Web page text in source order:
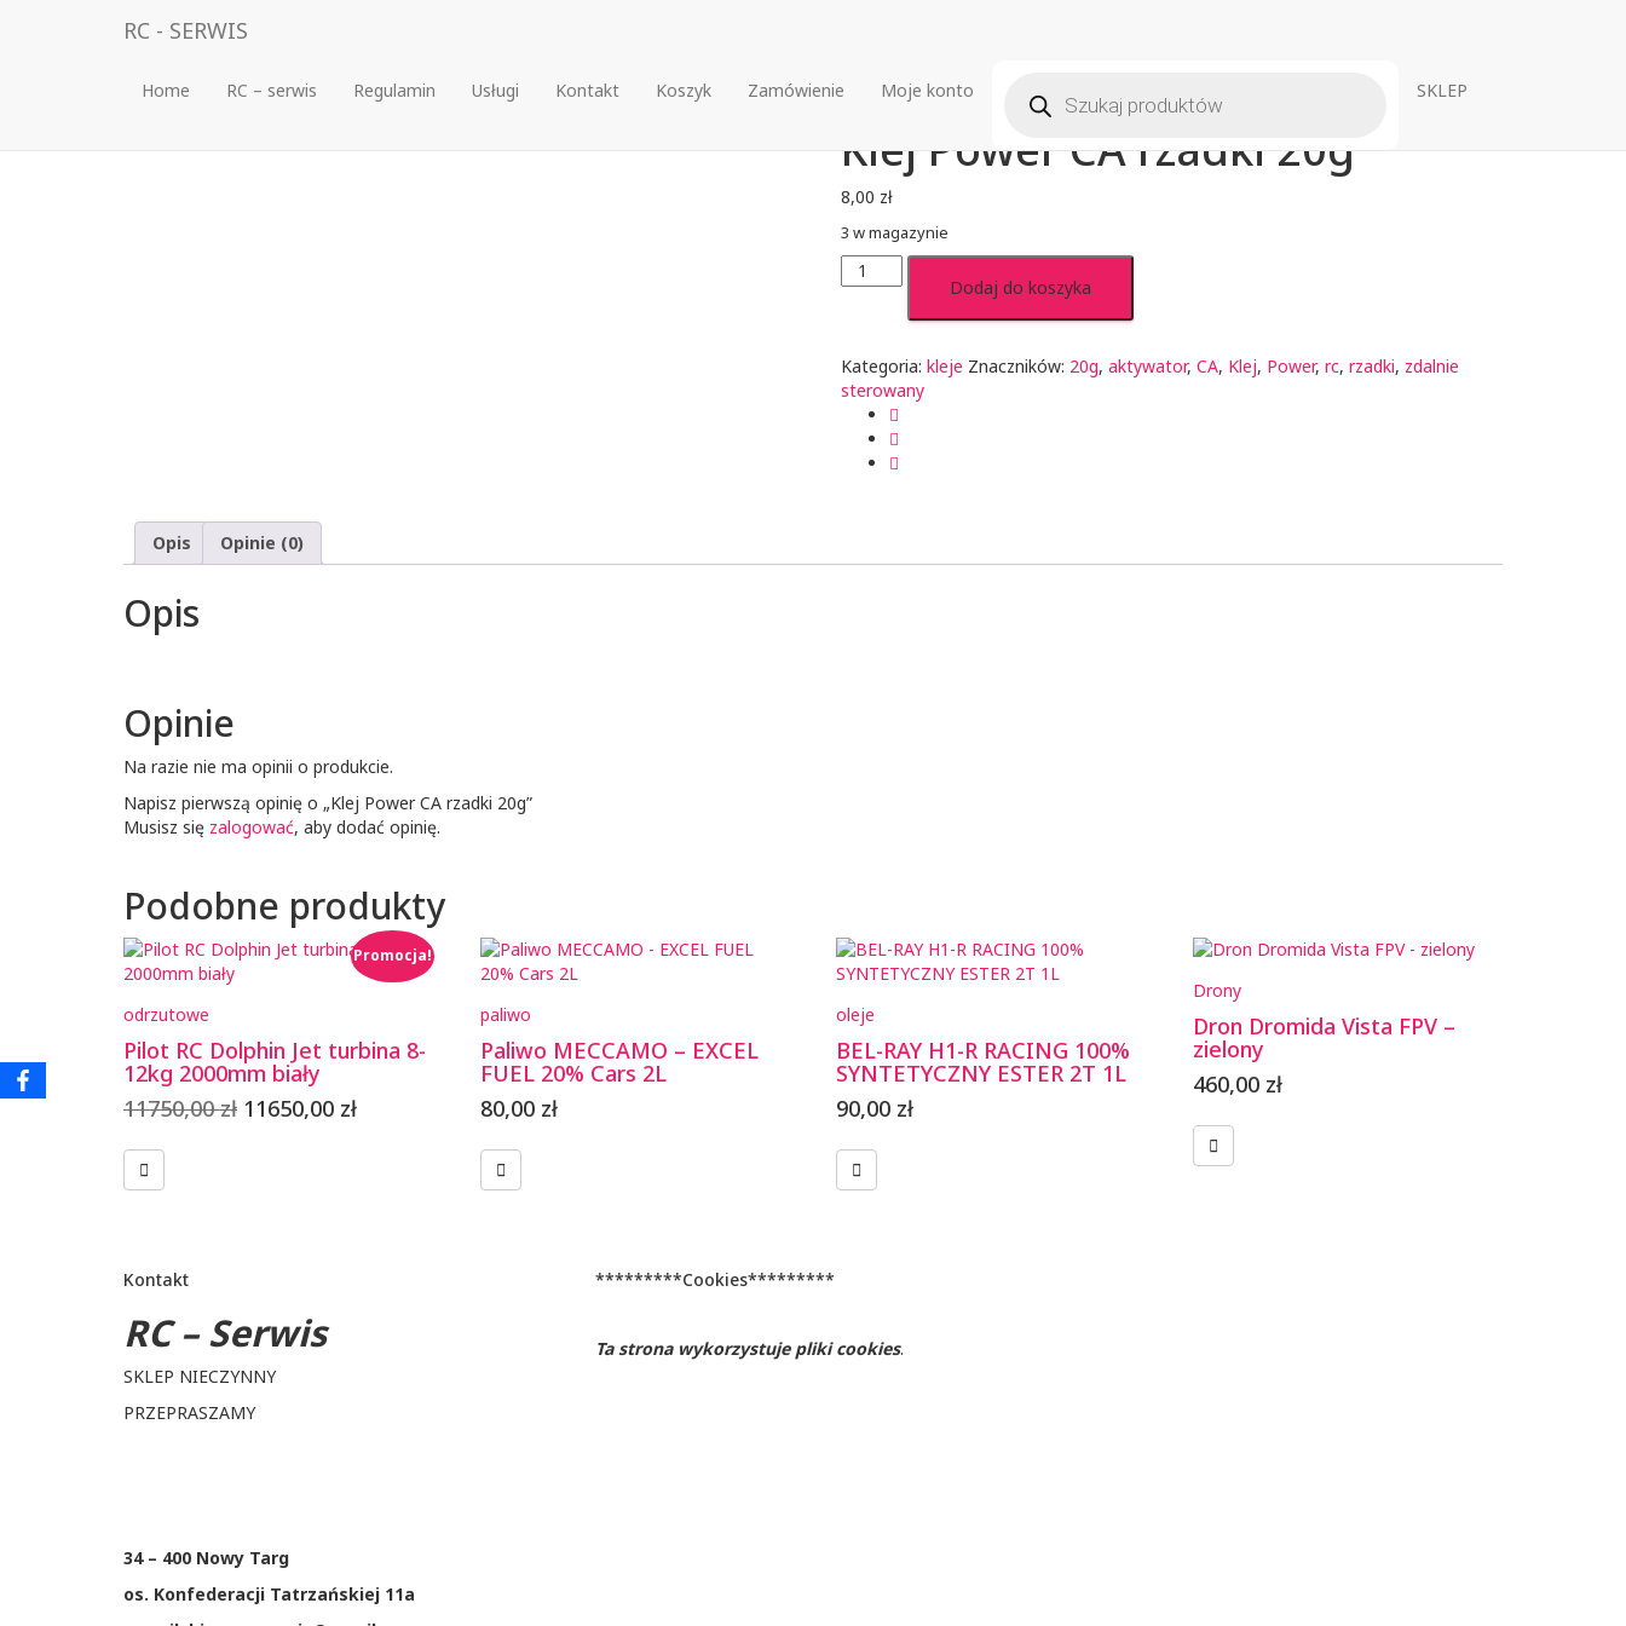
RC - SERWIS
Home RC – serwis Regulamin Usługi Kontakt Koszyk Zamówienie Moje konto produktów SKLEP
Strona główna/Chemia modelarska/kleje / Klej Power CA rzadki 20g
Klej Power CA rzadki 20g
8,00 zł
3 w magazynie
ilość
Klej
rzadki
20g
Dodaj do koszyka
Kategoria: kleje Znaczników: 20g, aktywator, CA, Klej, Power, rc, rzadki, zdalnie
sterowany
Opis Opinie (0)
Opis
Opinie
Na razie nie ma opinii o produkcie.
Napisz pierwszą opinię o „Klej Power CA rzadki 20g”
Musisz się zalogować, aby dodać opinię.
Podobne produkty
Promocja!
odrzutowe
Pilot RC Dolphin Jet turbina 8-
12kg 2000mm biały
11750,00zł Pierwotna
11650,00 złAktualna
paliwo
Paliwo MECCAMO – EXCEL
FUEL 20% Cars 2L
80,00 zł
oleje
BEL-RAY H1-R RACING 100%
SYNTETYCZNY ESTER 2T 1L
90,00 zł
Drony
Dron Dromida Vista FPV –
zielony
460,00 zł
Kontakt
RC – Serwis
SKLEP NIECZYNNY
PRZEPRASZAMY
34 – 400 Nowy Targ
os. Konfederacji Tatrzańskiej 11a
*********Cookies*********
Ta strona wykorzystuje pliki cookies.